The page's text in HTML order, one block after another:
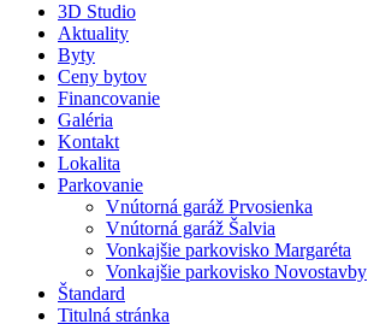
3D Studio
Aktuality
Byty
Ceny bytov
Financovanie
Galéria
Kontakt
Lokalita
Parkovanie
Vnútorná garáž Prvosienka
Vnútorná garáž Šalvia
Vonkajšie parkovisko Margaréta
Vonkajšie parkovisko Novostavby
Štandard
Titulná stránka